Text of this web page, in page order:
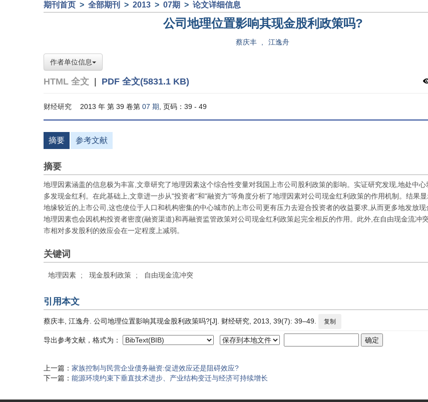
期刊首页 > 全部期刊 > 2013 > 07期 > 论文详细信息
公司地理位置影响其现金股利政策吗?
蔡庆丰 江逸舟
作者单位信息
HTML 全文 PDF 全文(5831.1 KB)
财经研究 2013 年 第 39 卷第 07 期 , 页码：39 - 49
摘要 参考文献
摘要
地理因素涵盖的信息极为丰富,文章研究了地理因素这个综合性变量对我国上市公司股利政策的影响。实证研究发现,地处中
多发现金红利。在此基础上,文章进一步从"投资者"和"融资方"等角度分析了地理因素对公司现金红利政策的作用机制。结果
地缘较近的上市公司,这也使位于人口和机构密集的中心城市的上市公司更有压力去迎合投资者的收益要求,从而更多地发放现
地理因素也会因机构投资者密度(融资渠道)和再融资监管政策对公司现金红利政策起完全相反的作用。此外,在自由现金流冲
市相对多发股利的效应会在一定程度上减弱。
关键词
地理因素 ; 现金股利政策 ; 自由现金流冲突
引用本文
蔡庆丰, 江逸舟. 公司地理位置影响其现金股利政策吗?[J]. 财经研究, 2013, 39(7): 39–49. 复制
导出参考文献，格式为：
上一篇： 家族控制与民营企业债务融资:促进效应还是阻碍效应?
下一篇： 能源环境约束下垂直技术进步、产业结构变迁与经济可持续增长